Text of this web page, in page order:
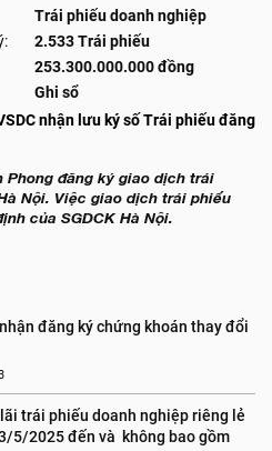
Trái phiếu doanh nghiệp
2.533 Trái phiếu
253.300.000.000 đồng
Ghi sổ
nhận lưu ký số Trái phiếu đăng
Phong đăng ký giao dịch trái
Nội. Việc giao dịch trái phiếu
của SGDCK Hà Nội.
đăng ký chứng khoán thay đổi
trái phiếu doanh nghiệp riêng lẻ
5/2025 đến và  không bao gồm